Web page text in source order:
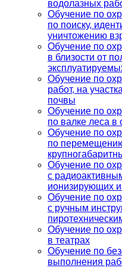
водолазных
Обучение по
по поиску,
уничтожению
Обучение по
в близости от
Обучение по
работ, на
почвы
Обучение по
по валке леса в
Обучение по
по
Обучение по
с
ионизирующих
Обучение по
с ручным
Обучение по
в театрах
Обучение по
выполнения